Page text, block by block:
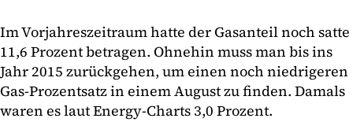
Im Vorjahreszeitraum hatte der Gasanteil noch satte
11,6 Prozent betragen. Ohnehin muss man bis ins
Jahr 2015 zurückgehen, um einen noch niedrigeren
Gas-Prozentsatz in einem August zu finden. Damals
waren es laut Energy-Charts 3,0 Prozent.